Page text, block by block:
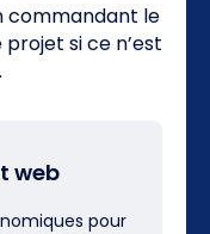
commandant le
si ce n’est
web
pour